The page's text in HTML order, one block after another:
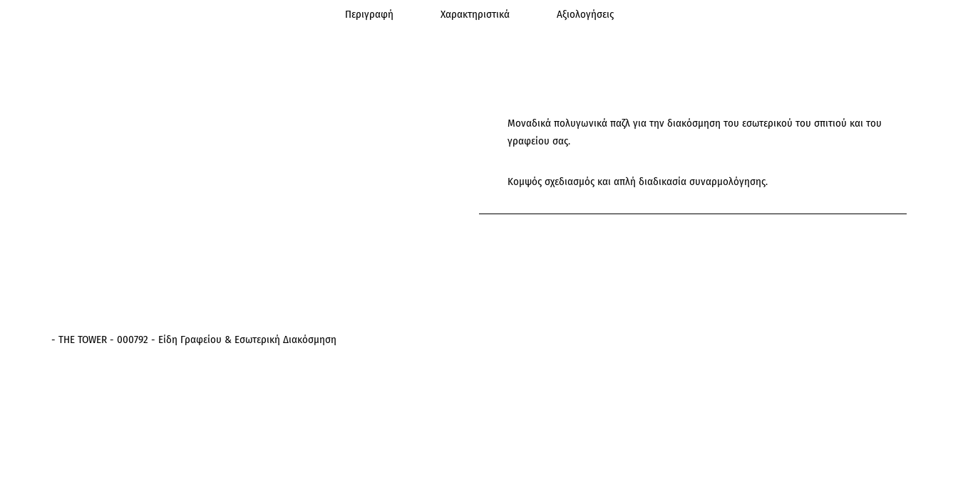
Περιγραφή Χαρακτηριστικά Αξιολογήσεις
Μοναδικά πολυγωνικά παζλ για την διακόσμηση του εσωτερικού του σπιτιού και του
γραφείου σας.
Κομψός σχεδιασμός και απλή διαδικασία συναρμολόγησης.
- THE TOWER - 000792 - Είδη Γραφείου & Εσωτερική Διακόσμηση